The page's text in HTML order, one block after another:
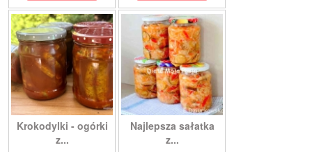
Krokodylki - ogórki
z...
Najlepsza sałatka
z...